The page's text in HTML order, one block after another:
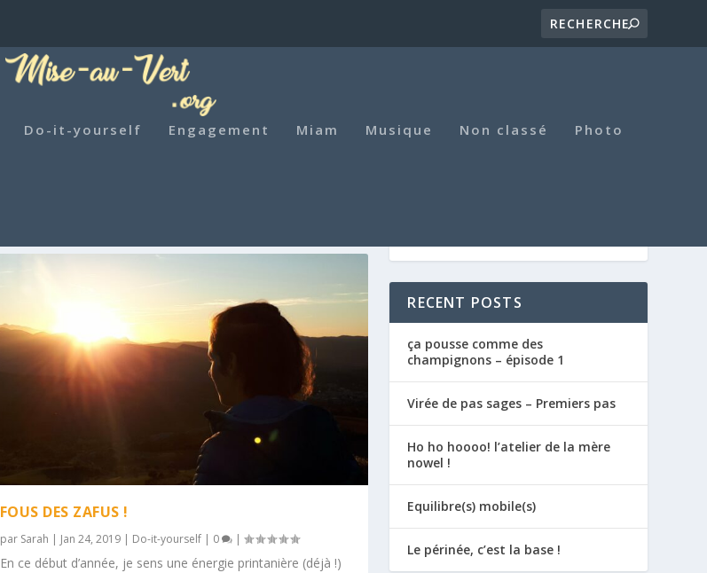
Do-it-yourself Engagement Miam Musique Non classé Photo
FOUS DES ZAFUS !
par Sarah | Jan 24, 2019| Do-it-yourself| 0 |
En ce début d’année, je sens une énergie printanière (déjà !)
RECENT POSTS
ça pousse comme des
champignons – épisode 1
Virée de pas sages – Premiers pas
Ho ho hoooo! l’atelier de la mère
nowel !
Equilibre(s) mobile(s)
Le périnée, c’est la base !